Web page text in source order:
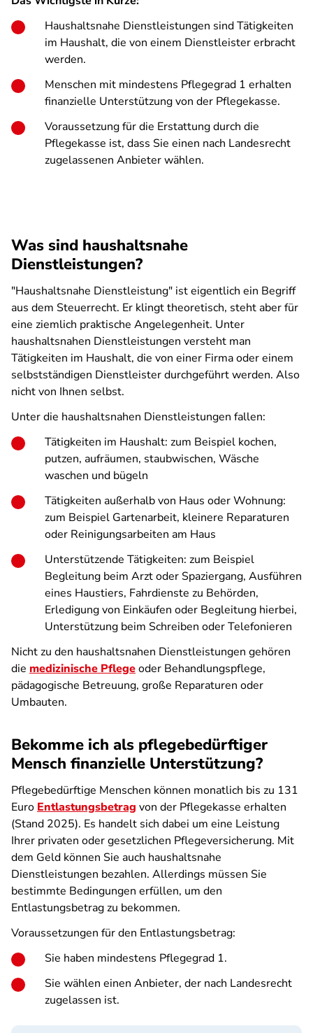
Haushaltsnahe Dienstleistungen sind Tätigkeiten
im Haushalt, die von einem Dienstleister erbracht
werden.
Menschen mit mindestens Pflegegrad 1 erhalten
finanzielle Unterstützung von der Pflegekasse.
Voraussetzung für die Erstattung durch die
Pflegekasse ist, dass Sie einen nach Landesrecht
zugelassenen Anbieter wählen.
Was sind haushaltsnahe
Dienstleistungen?
"Haushaltsnahe Dienstleistung" ist eigentlich ein Begriff
aus dem Steuerrecht. Er klingt theoretisch, steht aber für
eine ziemlich praktische Angelegenheit. Unter
haushaltsnahen Dienstleistungen versteht man
Tätigkeiten im Haushalt, die von einer Firma oder einem
selbstständigen Dienstleister durchgeführt werden. Also
nicht von Ihnen selbst.
Unter die haushaltsnahen Dienstleistungen fallen:
Tätigkeiten im Haushalt: zum Beispiel kochen,
putzen, aufräumen, staubwischen, Wäsche
waschen und bügeln
Tätigkeiten außerhalb von Haus oder Wohnung:
zum Beispiel Gartenarbeit, kleinere Reparaturen
oder Reinigungsarbeiten am Haus
Unterstützende Tätigkeiten: zum Beispiel
Begleitung beim Arzt oder Spaziergang, Ausführen
eines Haustiers, Fahrdienste zu Behörden,
Erledigung von Einkäufen oder Begleitung hierbei,
Unterstützung beim Schreiben oder Telefonieren
Nicht zu den haushaltsnahen Dienstleistungen gehören
die medizinische Pflegeoder Behandlungspflege,
pädagogische Betreuung, große Reparaturen oder
Umbauten.
Bekomme ich als pflegebedürftiger
Mensch finanzielle Unterstützung?
Pflegebedürftige Menschen können monatlich bis zu 131
Euro Entlastungsbetrag von der Pflegekasse erhalten
(Stand 2025). Es handelt sich dabei um eine Leistung
Ihrer privaten oder gesetzlichen Pflegeversicherung. Mit
dem Geld können Sie auch haushaltsnahe
Dienstleistungen bezahlen. Allerdings müssen Sie
bestimmte Bedingungen erfüllen, um den
Entlastungsbetrag zu bekommen.
Voraussetzungen für den Entlastungsbetrag:
Sie haben mindestens Pflegegrad 1.
Sie wählen einen Anbieter, der nach Landesrecht
zugelassen ist.